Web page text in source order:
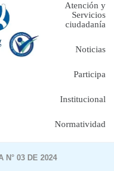
Atención y
Servicios
ciudadanía
Noticias
Participa
Institucional
Normatividad
N° 03 DE 2024